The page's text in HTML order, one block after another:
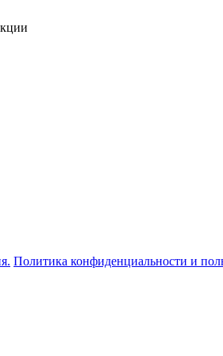
Политика конфиденциальности и